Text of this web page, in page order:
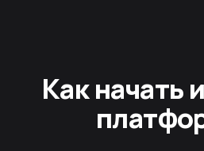
Как начать